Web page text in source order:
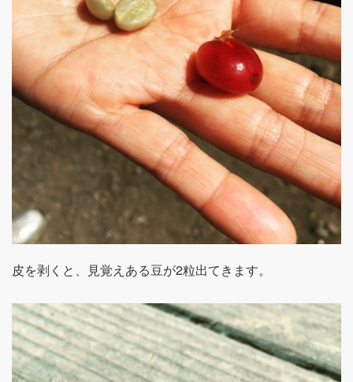
皮を剥くと、見覚えある豆が2粒出てきます。